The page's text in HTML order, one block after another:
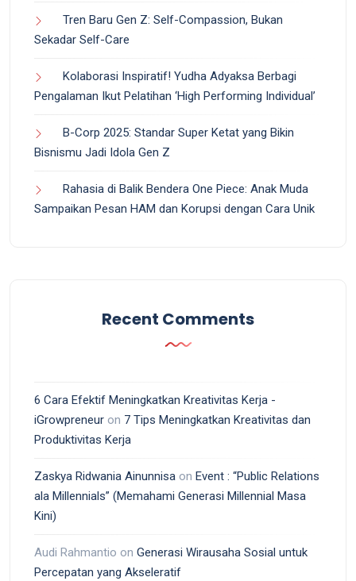
Tren Baru Gen Z: Self-Compassion, Bukan
Sekadar Self-Care
Kolaborasi Inspiratif! Yudha Adyaksa Berbagi
Pengalaman Ikut Pelatihan ‘High Performing Individual’
B-Corp 2025: Standar Super Ketat yang Bikin
Bisnismu Jadi Idola Gen Z
Rahasia di Balik Bendera One Piece: Anak Muda
Sampaikan Pesan HAM dan Korupsi dengan Cara Unik
Recent Comments
6 Cara Efektif Meningkatkan Kreativitas Kerja -
iGrowpreneur on 7 Tips Meningkatkan Kreativitas dan
Produktivitas Kerja
Zaskya Ridwania Ainunnisa on Event : “Public Relations
ala Millennials” (Memahami Generasi Millennial Masa
Kini)
Audi Rahmantio on Generasi Wirausaha Sosial untuk
Percepatan yang Akseleratif